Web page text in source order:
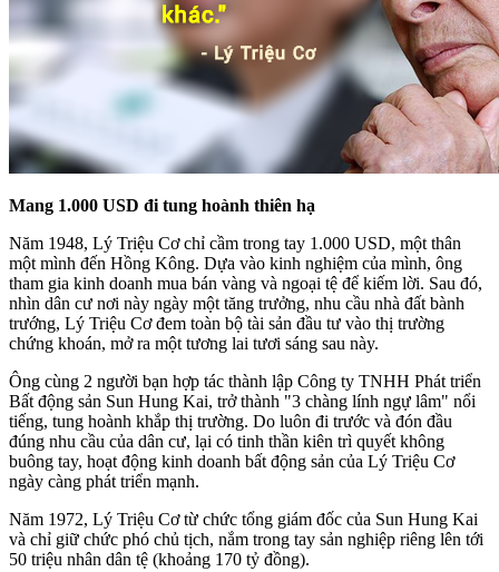
Mang 1.000 USD đi tung hoành thiên hạ
Năm 1948, Lý Triệu Cơ chỉ cầm trong tay 1.000 USD, một thân
một mình đến Hồng Kông. Dựa vào kinh nghiệm của mình, ông
tham gia kinh doanh mua bán vàng và ngoại tệ để kiếm lời. Sau đó,
nhìn dân cư nơi này ngày một tăng trưởng, nhu cầu nhà đất bành
trướng, Lý Triệu Cơ đem toàn bộ tài sản đầu tư vào thị trường
chứng khoán, mở ra một tương lai tươi sáng sau này.
Ông cùng 2 người bạn hợp tác thành lập Công ty TNHH Phát triển
Bất động sản Sun Hung Kai, trở thành "3 chàng lính ngự lâm" nổi
tiếng, tung hoành khắp thị trường. Do luôn đi trước và đón đầu
đúng nhu cầu của dân cư, lại có tinh thần kiên trì quyết không
buông tay, hoạt động kinh doanh bất động sản của Lý Triệu Cơ
ngày càng phát triển mạnh.
Năm 1972, Lý Triệu Cơ từ chức tổng giám đốc của Sun Hung Kai
và chỉ giữ chức phó chủ tịch, nắm trong tay sản nghiệp riêng lên tới
50 triệu nhân dân tệ (khoảng 170 tỷ đồng).